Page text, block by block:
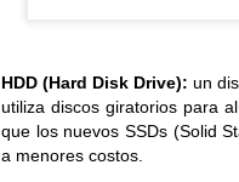
HDD (Hard Disk Drive):un
utiliza discos giratorios para
que los nuevos SSDs (Solid
a menores costos.